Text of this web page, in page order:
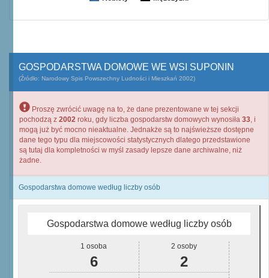
GOSPODARSTWA DOMOWE WE WSI SUPONIN
(Źródło: Narodowy Spis Powszechny Ludności i Mieszkań 2002)
Proszę zwrócić uwagę na to, że dane prezentowane w tej sekcji
pochodzą z 2002 roku, gdy liczba gospodarstw domowych wynosiła 33, i
mogą już być mocno nieaktualne. Jednakże są to najświeższe dostępne
dane tego typu dla miejscowości statystycznych dlatego przedstawione
są tutaj dla kompletności w myśl zasady lepsze dane archiwalne, niż
żadne.
Gospodarstwa domowe według liczby osób
Gospodarstwa domowe według liczby osób
1 osoba
6
2 osoby
2